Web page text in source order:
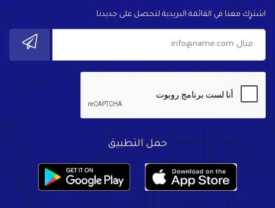
اشترٍك معنا في القائمة البريدية لتحصل على جديدنا
حمل التطبيق